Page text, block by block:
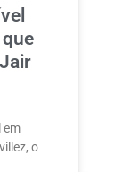
em
o